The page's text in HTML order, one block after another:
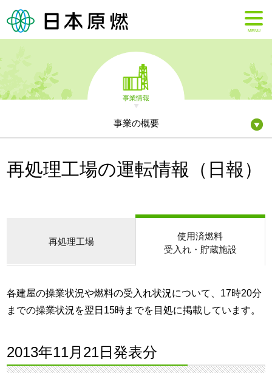
MENU
事業情報
事業の概要
再処理工場の運転情報（日報）
再処理工場
使用済燃料
受入れ・貯蔵施設
各建屋の操業状況や燃料の受入れ状況について、17時20分
までの操業状況を翌日15時までを目処に掲載しています。
2013年11月21日発表分